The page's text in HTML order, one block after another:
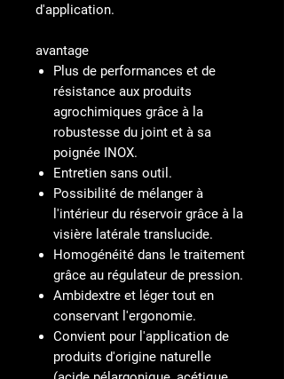
d'application.
avantage
Plus de performances et de
résistance aux produits
agrochimiques grâce à la
robustesse du joint et à sa
poignée INOX.
Entretien sans outil.
Possibilité de mélanger à
l'intérieur du réservoir grâce à la
visière latérale translucide.
Homogénéité dans le traitement
grâce au régulateur de pression.
Ambidextre et léger tout en
conservant l'ergonomie.
Convient pour l'application de
produits d'origine naturelle